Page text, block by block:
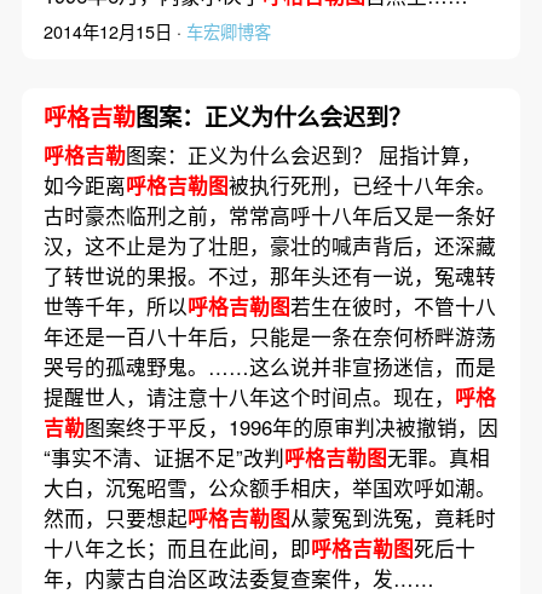
2014年12月15日 · 车宏卿博客
呼格吉勒图案：正义为什么会迟到？
呼格吉勒图案：正义为什么会迟到？ 屈指计算，
如今距离呼格吉勒图被执行死刑，已经十八年余。
古时豪杰临刑之前，常常高呼十八年后又是一条好
汉，这不止是为了壮胆，豪壮的喊声背后，还深藏
了转世说的果报。不过，那年头还有一说，冤魂转
世等千年，所以呼格吉勒图若生在彼时，不管十八
年还是一百八十年后，只能是一条在奈何桥畔游荡
哭号的孤魂野鬼。……这么说并非宣扬迷信，而是
提醒世人，请注意十八年这个时间点。现在， 呼格
吉勒图案终于平反，1996年的原审判决被撤销，因
“事实不清、证据不足”改判呼格吉勒图无罪。真相
大白，沉冤昭雪，公众额手相庆，举国欢呼如潮。
然而，只要想起呼格吉勒图从蒙冤到洗冤，竟耗时
十八年之长；而且在此间，即呼格吉勒图死后十
年，内蒙古自治区政法委复查案件，发……